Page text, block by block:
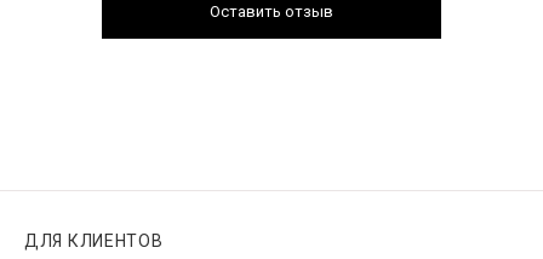
Оставить отзыв
ДЛЯ КЛИЕНТОВ